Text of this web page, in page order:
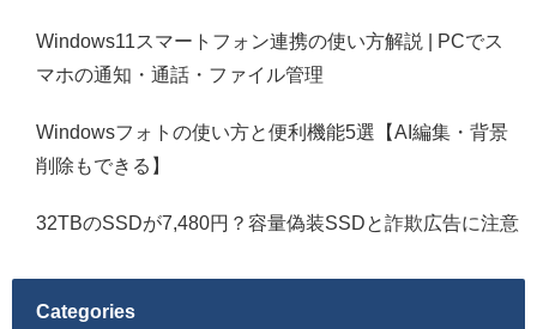
Windows11スマートフォン連携の使い方解説 | PCでス
マホの通知・通話・ファイル管理
Windowsフォトの使い方と便利機能5選【AI編集・背景
削除もできる】
32TBのSSDが7,480円？容量偽装SSDと詐欺広告に注意
Categories